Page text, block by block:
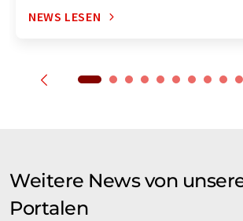
NEWS LESEN
Weitere News von
Portalen